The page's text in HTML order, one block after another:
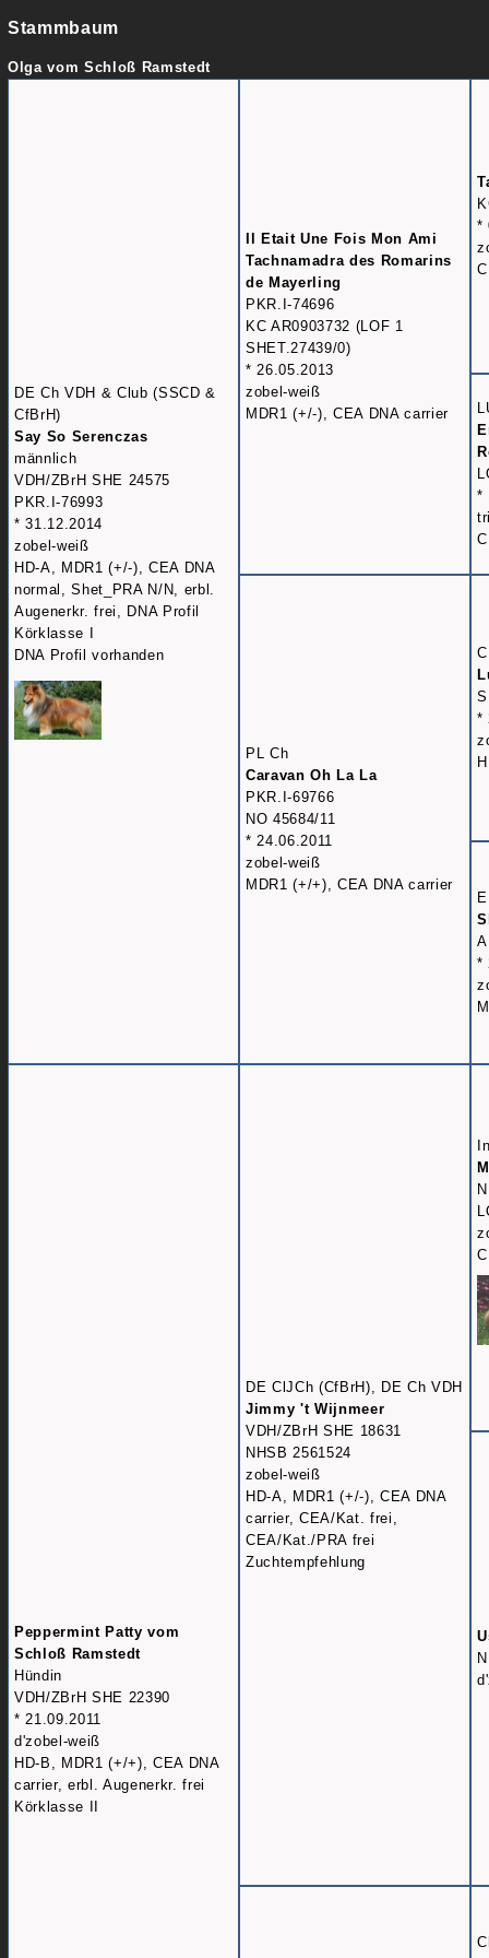
Stammbaum
Olga vom Schloß Ramstedt
DE Ch VDH & Club (SSCD &
CfBrH)
Say So Serenczas
männlich
VDH/ZBrH SHE 24575
PKR.I-76993
* 31.12.2014
zobel-weiß
HD-A, MDR1 (+/-), CEA DNA
normal, Shet_PRA N/N, erbl.
Augenerkr. frei, DNA Profil
Körklasse I
DNA Profil vorhanden
Il Etait Une Fois Mon Ami
Tachnamadra des Romarins
de Mayerling
PKR.I-74696
KC AR0903732 (LOF 1
SHET.27439/0)
* 26.05.2013
zobel-weiß
MDR1 (+/-), CEA DNA carrier
*
*
PL Ch
Caravan Oh La La
PKR.I-69766
NO 45684/11
* 24.06.2011
zobel-weiß
MDR1 (+/+), CEA DNA carrier
*
*
Peppermint Patty vom
Schloß Ramstedt
Hündin
VDH/ZBrH SHE 22390
* 21.09.2011
d'zobel-weiß
HD-B, MDR1 (+/+), CEA DNA
carrier, erbl. Augenerkr. frei
Körklasse II
DE ClJCh (CfBrH), DE Ch VDH
Jimmy 't Wijnmeer
VDH/ZBrH SHE 18631
NHSB 2561524
zobel-weiß
HD-A, MDR1 (+/-), CEA DNA
carrier, CEA/Kat. frei,
CEA/Kat./PRA frei
Zuchtempfehlung